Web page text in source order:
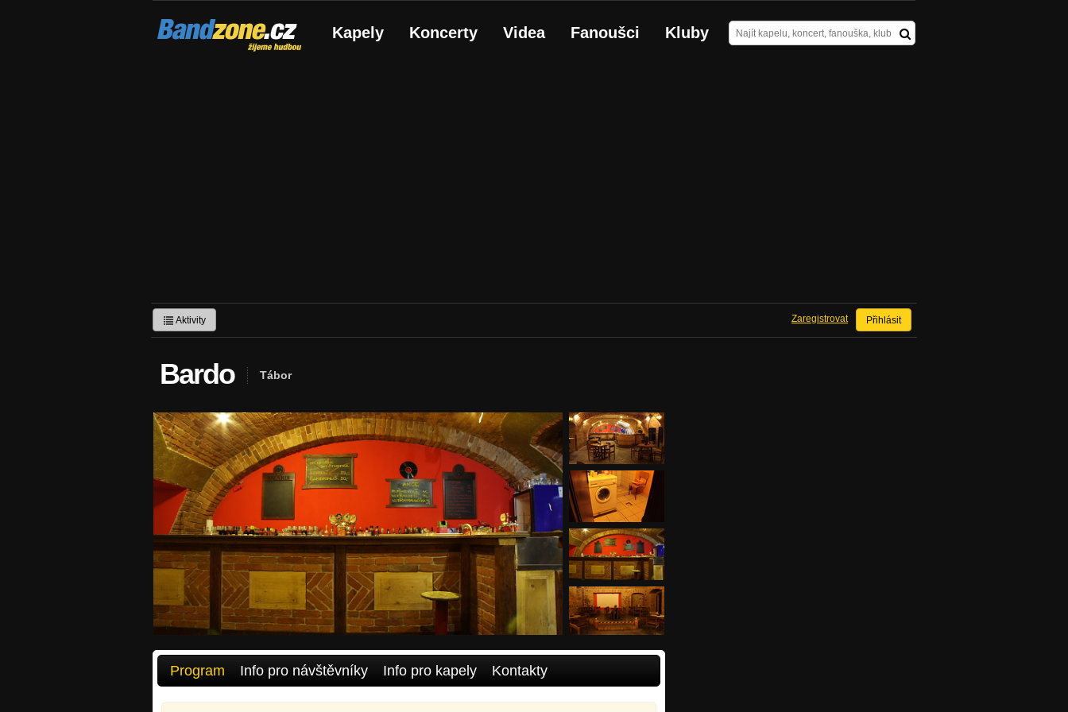
Bandzone.cz
žijeme hudbou Kapely Koncerty Videa Fanoušci Kluby
Aktivity Přihlásit
Zaregistrovat
Bardo Tábor
Program Info pro návštěvníky Info pro kapely Kontakty